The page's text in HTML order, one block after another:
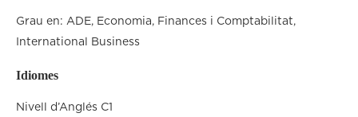
Grau en: ADE, Economia, Finances i Comptabilitat,
International Business
Idiomes
Nivell d’Anglés C1